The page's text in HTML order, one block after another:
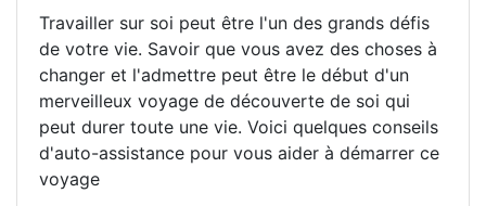
Travailler sur soi peut être l'un des grands défis
de votre vie. Savoir que vous avez des choses à
changer et l'admettre peut être le début d'un
merveilleux voyage de découverte de soi qui
peut durer toute une vie. Voici quelques conseils
d'auto-assistance pour vous aider à démarrer ce
voyage